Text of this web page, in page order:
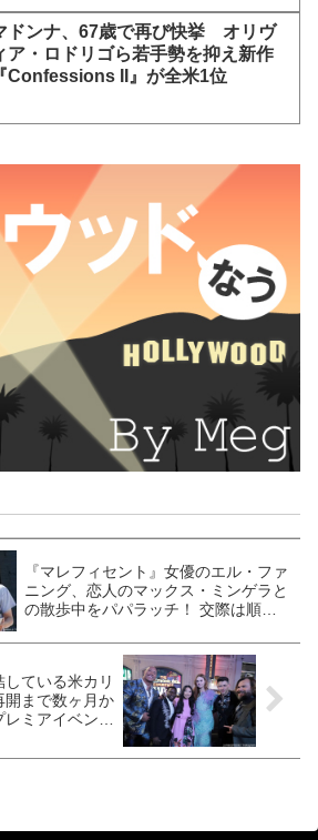
ドンナ、67歳で再び快挙 オリヴ
ア・ロドリゴら若手勢を抑え新作
『Confessions II』が全米1位
『マレフィセント』女優のエル・ファ
ニング、恋人のマックス・ミンゲラと
の散歩中をパパラッチ！ 交際は順調
ている米カリ
開まで数ヶ月か
ミアイベント